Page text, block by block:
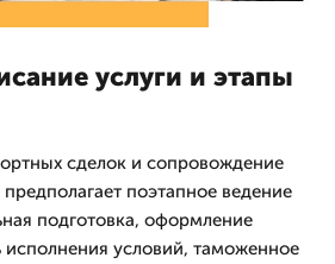
услуги и этапы
сделок и сопровождение
поэтапное ведение
подготовка, оформление
исполнения условий, таможенное